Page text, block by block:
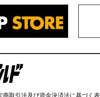
ド
商取引法及び資金決済法に基づく